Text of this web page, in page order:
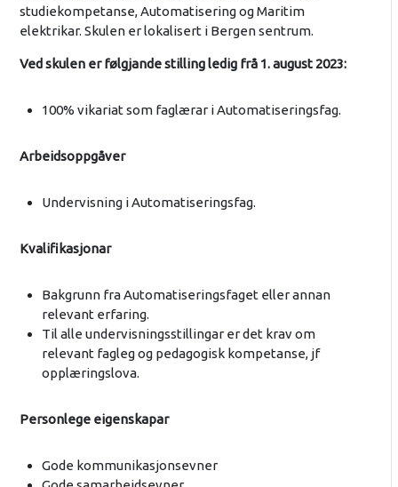
studiekompetanse, Automatisering og Maritim
elektrikar. Skulen er lokalisert i Bergen sentrum.
Ved skulen er følgjande stilling ledig frå 1. august 2023:
100% vikariat som faglærar i Automatiseringsfag.
Arbeidsoppgåver
Undervisning i Automatiseringsfag.
Kvalifikasjonar
Bakgrunn fra Automatiseringsfaget eller annan
relevant erfaring.
Til alle undervisningsstillingar er det krav om
relevant fagleg og pedagogisk kompetanse, jf
opplæringslova.
Personlege eigenskapar
Gode kommunikasjonsevner